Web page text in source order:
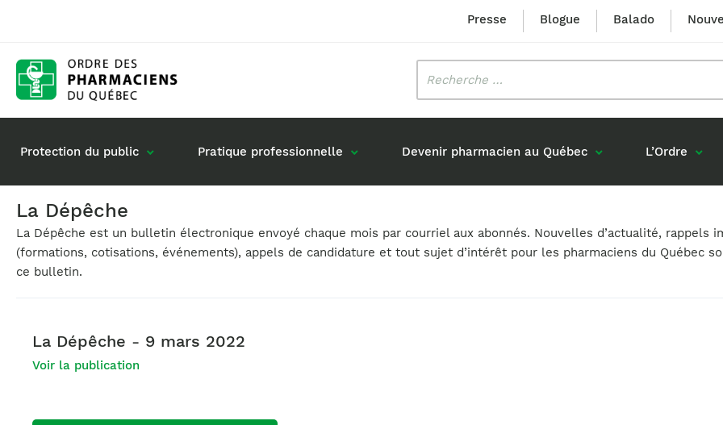
Presse Blogue Balado
Protection du public
Rôle du pharmacien
Vos questions : des réponses
Pratique professionnelle
Gestion de mon dossier
Retour à la pratique
Devenir pharmacien au Québec
Étudiants formés au Québec
L’Ordre
Mission et valeurs
Gouvernance
Prix Louis-Hébert
Prix Innovation Janine-
La Dépêche
La Dépêche est un bulletin électronique envoyé chaque mois par courriel aux abonnés. Nouvelles d’actualité, rappels
(formations, cotisations, événements), appels de candidature et tout sujet d’intérêt pour les pharmaciens du Québec
ce bulletin.
La Dépêche - 9 mars 2022
Voir la publication